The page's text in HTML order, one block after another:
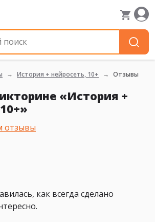
История + нейросеть, 10+ Отзывы
«История +
отзывы
как всегда сделано